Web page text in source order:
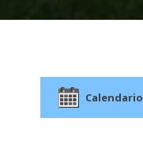
Calendario